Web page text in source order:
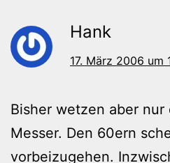
Hank
17. März 2006 um
Bisher wetzen aber nur
Messer. Den 60ern
vorbeizugehen.